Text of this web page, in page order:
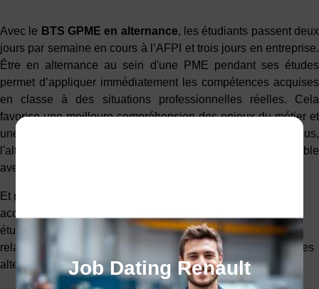
Job Dating Renault
Avec le BTS GPME en alternance, les étudiants passent deux
jours par semaine en cours à l’AFPI et trois jours en entreprise.
Être en alternance au sein d'une PME pendant ses études
permet d’appliquer immédiatement les compétences acquises
en classe à des situations professionnelles réelles. Cela
favorise une meilleure compréhension des enjeux du métier et
une intégration plus rapide dans le monde du travail. De plus,
l'alternance apporte un avantage financier non-négligeable
avec une rémunération tout au long de sa scolarité.
Et notre service de Sourcing-Placement
accompagner pendant vos recherches. Nos conseillers
étudient les offres disponibles et mettent les candidats en
relation avec des entreprises de notre réseau qui recrutent des
alternants.